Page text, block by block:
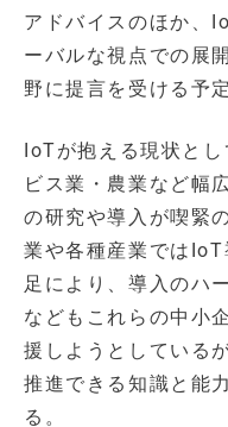
アドバイスのほか、
ーバルな視点での展
野に提言を受ける予
IoTが抱える現状と
ビス業・農業など幅
の研究や導入が喫緊
業や各種産業では
足により、導入のハ
などもこれらの中小
援しようとしている
推進できる知識と能
る。